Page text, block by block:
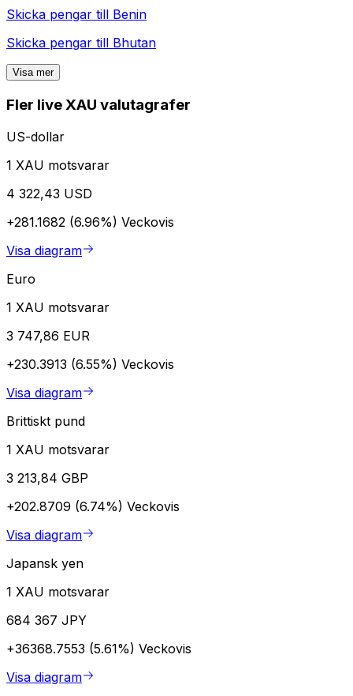
Skicka pengar till Benin
Skicka pengar till Bhutan
Visa mer
Fler live XAU valutagrafer
US-dollar
1 XAU motsvarar
4 322,43 USD
+281.1682 (6.96%) Veckovis
Visa diagram
Euro
1 XAU motsvarar
3 747,86 EUR
+230.3913 (6.55%) Veckovis
Visa diagram
Brittiskt pund
1 XAU motsvarar
3 213,84 GBP
+202.8709 (6.74%) Veckovis
Visa diagram
Japansk yen
1 XAU motsvarar
684 367 JPY
+36368.7553 (5.61%) Veckovis
Visa diagram